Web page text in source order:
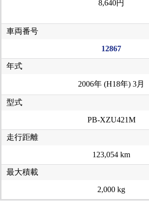
8,640円
車両番号
12867
年式
2006年 (H18年) 3月
型式
PB-XZU421M
走行距離
123,054 km
最大積載
2,000 kg